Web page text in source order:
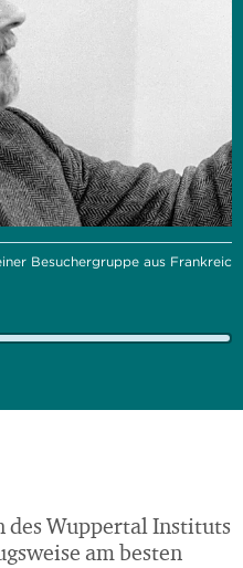
Besuchergruppe aus
des Wuppertal Instituts
am besten